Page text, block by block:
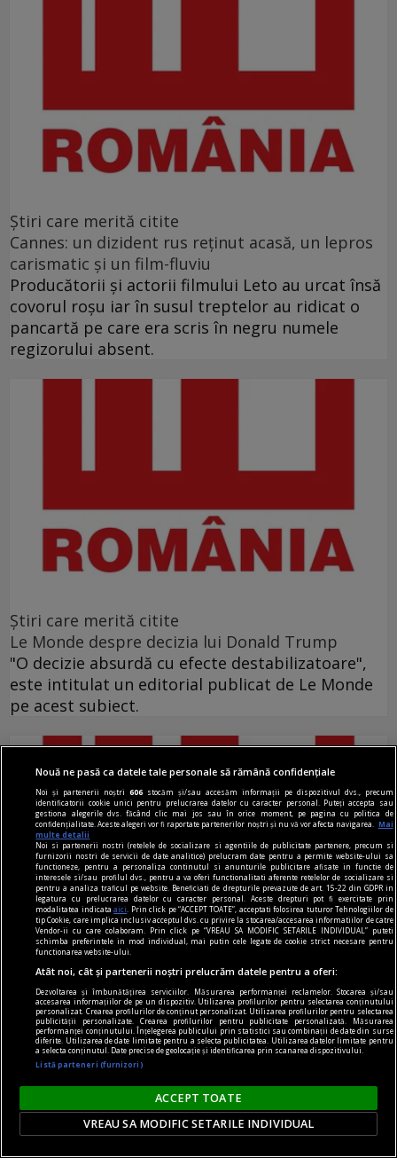
Ştiri care merită citite
Cannes: un dizident rus reţinut acasă, un lepros
carismatic şi un film-fluviu
Producătorii şi actorii filmului Leto au urcat însă
covorul roşu iar în susul treptelor au ridicat o
pancartă pe care era scris în negru numele
regizorului absent.
Ştiri care merită citite
Le Monde despre decizia lui Donald Trump
"O decizie absurdă cu efecte destabilizatoare",
este intitulat un editorial publicat de Le Monde
pe acest subiect.
Ştiri care merită citite
Opozantul Nikol Pachinyan numit prim ministru
al Armeniei
Societatea civilă poate, în mod paşnic, să
provoace schimbări la nivelul puterii atunci cînd
aceasta din urmă se auto-descalifică prin
abuzuri.
Nouă ne pasă ca datele tale personale să rămână confidențiale
Noi și partenerii noștri606 stocăm și/sau accesăm informații pe dispozitivul dvs., precum
identificatorii cookie unici pentru prelucrarea datelor cu caracter personal. Puteți accepta sau
gestiona alegerile dvs. făcând clic mai jos sau în orice moment, pe pagina cu politica de
confidențialitate. Aceste alegeri vor fi raportate partenerilor noștri și nu vă vor afecta navigarea.
Mai
multe detalii
Noi si partenerii nostri (retelele de socializare si agentiile de publicitate partenere, precum si
furnizorii nostri de servicii de date analitice) prelucram date pentru a permite website-ului sa
functioneze, pentru a personaliza continutul si anunturile publicitare afisate in functie de
interesele si/sau profilul dvs., pentru a va oferi functionalitati aferente retelelor de socializare si
pentru a analiza traficul pe website. Beneficiati de drepturile prevazute de art. 15-22 din GDPR in
legatura cu prelucrarea datelor cu caracter personal. Aceste drepturi pot fi exercitate prin
modalitatea indicataaici
. Prin click pe “ACCEPT TOATE”, acceptati folosirea tuturor Tehnologiilor de
tip Cookie, care implica inclusiv acceptul dvs. cu privire la stocarea/accesarea informatiilor de catre
Vendor-ii cu care colaboram. Prin click pe “VREAU SA MODIFIC SETARILE INDIVIDUAL” puteti
schimba preferintele in mod individual, mai putin cele legate de cookie strict necesare pentru
functionarea website-ului.
Atât noi, cât și partenerii noștri prelucrăm datele pentru a oferi:
Dezvoltarea și îmbunătățirea serviciilor. Măsurarea performanței reclamelor. Stocarea și/sau
accesarea informațiilor de pe un dispozitiv. Utilizarea profilurilor pentru selectarea conținutului
personalizat. Crearea profilurilor de conținut personalizat. Utilizarea profilurilor pentru selectarea
publicității personalizate. Crearea profilurilor pentru publicitate personalizată. Măsurarea
performanței conținutului. Înțelegerea publicului prin statistici sau combinații de date din surse
diferite. Utilizarea de date limitate pentru a selecta publicitatea. Utilizarea datelor limitate pentru
a selecta conținutul. Date precise de geolocație și identificarea prin scanarea dispozitivului.
Listă parteneri (furnizori)
ACCEPT TOATE
VREAU SA MODIFIC SETARILE INDIVIDUAL